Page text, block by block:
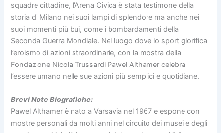
squadre cittadine, l’Arena Civica è stata testimone della
storia di Milano nei suoi lampi di splendore ma anche nei
suoi momenti più bui, come i bombardamenti della
Seconda Guerra Mondiale. Nel luogo dove lo sport glorifica
l’eroismo di azioni straordinarie, con la mostra della
Fondazione Nicola Trussardi Pawel Althamer celebra
l’essere umano nelle sue azioni più semplici e quotidiane.
Brevi Note Biografiche:
Pawel Althamer è nato a Varsavia nel 1967 e espone con
mostre personali da molti anni nel circuito dei musei e degli